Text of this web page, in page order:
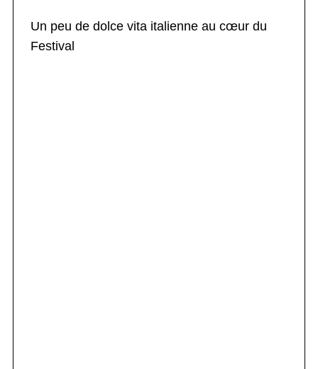
Un peu de dolce vita italienne au cœur du
Festival